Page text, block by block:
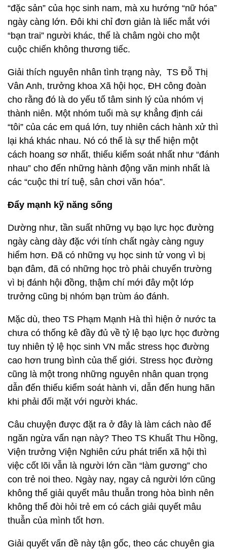
“đặc sản” của học sinh nam, mà xu hướng “nữ hóa”
ngày càng lớn. Đôi khi chỉ đơn giản là liếc mắt với
“bạn trai” người khác, thế là châm ngòi cho một
cuộc chiến không thương tiếc.
Giải thích nguyên nhân tình trạng này, TS Đỗ Thị
Vân Anh, trưởng khoa Xã hội học, ĐH công đoàn
cho rằng đó là do yếu tố tâm sinh lý của nhóm vị
thành niên. Một nhóm tuổi mà sự khẳng định cái
“tôi” của các em quá lớn, tuy nhiên cách hành xử thì
lại khá khác nhau. Nó có thể là sự thể hiện một
cách hoang sơ nhất, thiếu kiểm soát nhất như “đánh
nhau” cho đến những hành động văn minh nhất là
các “cuộc thi trí tuệ, sân chơi văn hóa”.
Đẩy mạnh kỹ năng sống
Dường như, tần suất những vụ bạo lực học đường
ngày càng dày đặc với tính chất ngày càng nguy
hiểm hơn. Đã có những vụ học sinh tử vong vì bị
bạn đâm, đã có những học trò phải chuyển trường
vì bị đánh hội đồng, thậm chí mới đây một lớp
trưởng cũng bị nhóm bạn trùm áo đánh.
Mặc dù, theo TS Phạm Mạnh Hà thì hiện ở nước ta
chưa có thống kê đầy đủ về tỷ lệ bạo lực học đường
tuy nhiên tỷ lệ học sinh VN mắc stress học đường
cao hơn trung bình của thế giới. Stress học đường
cũng là một trong những nguyên nhân quan trọng
dẫn đến thiếu kiểm soát hành vi, dẫn đến hung hãn
khi phải đối mặt với người khác.
Câu chuyện được đặt ra ở đây là làm cách nào để
ngăn ngừa vấn nạn này? Theo TS Khuất Thu Hồng,
Viện trưởng Viện Nghiên cứu phát triển xã hội thì
việc cốt lõi vẫn là người lớn cần “làm gương” cho
con trẻ noi theo. Ngày nay, ngay cả người lớn cũng
không thể giải quyết mâu thuẫn trong hòa bình nên
không thể đòi hỏi trẻ em có cách giải quyết mâu
thuẫn của mình tốt hơn.
Giải quyết vấn đề này tận gốc, theo các chuyên gia